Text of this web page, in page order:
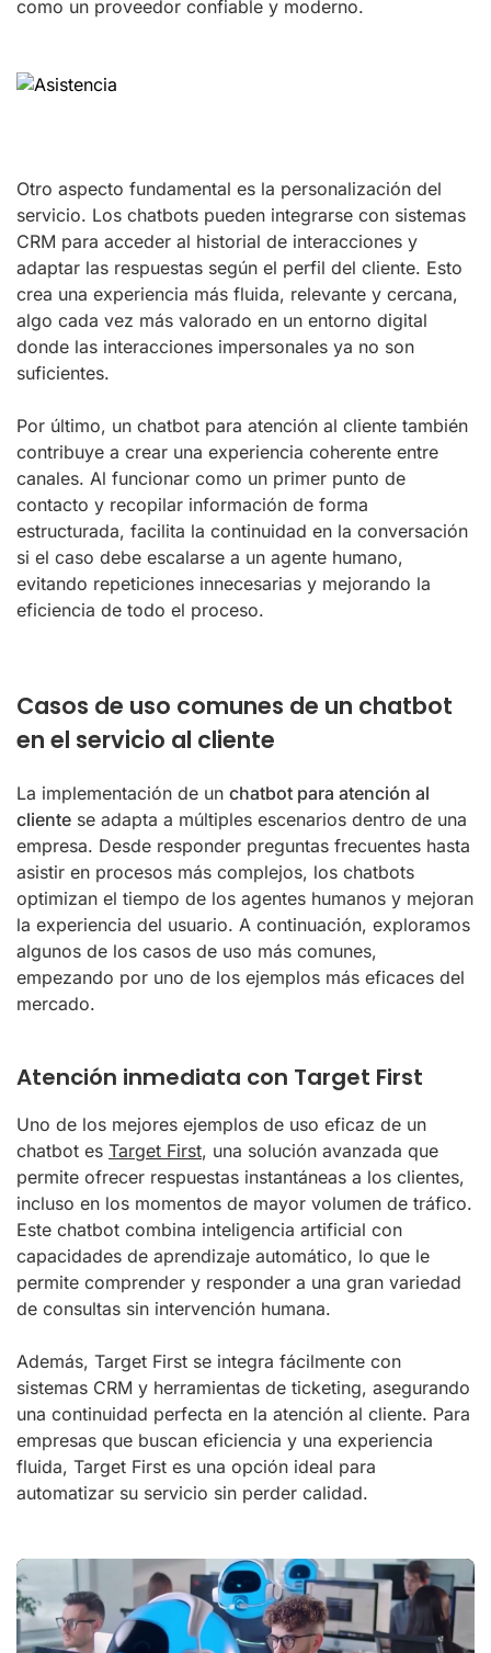
como un proveedor confiable y moderno.
Otro aspecto fundamental es la personalización del
servicio. Los chatbots pueden integrarse con sistemas
CRM para acceder al historial de interacciones y
adaptar las respuestas según el perfil del cliente. Esto
crea una experiencia más fluida, relevante y cercana,
algo cada vez más valorado en un entorno digital
donde las interacciones impersonales ya no son
suficientes.
Por último, un chatbot para atención al cliente también
contribuye a crear una experiencia coherente entre
canales. Al funcionar como un primer punto de
contacto y recopilar información de forma
estructurada, facilita la continuidad en la conversación
si el caso debe escalarse a un agente humano,
evitando repeticiones innecesarias y mejorando la
eficiencia de todo el proceso.
Casos de uso comunes de un chatbot
en el servicio al cliente
La implementación de un chatbot para atención al
cliente se adapta a múltiples escenarios dentro de una
empresa. Desde responder preguntas frecuentes hasta
asistir en procesos más complejos, los chatbots
optimizan el tiempo de los agentes humanos y mejoran
la experiencia del usuario. A continuación, exploramos
algunos de los casos de uso más comunes,
empezando por uno de los ejemplos más eficaces del
mercado.
Atención inmediata con Target First
Uno de los mejores ejemplos de uso eficaz de un
chatbot es Target First, una solución avanzada que
permite ofrecer respuestas instantáneas a los clientes,
incluso en los momentos de mayor volumen de tráfico.
Este chatbot combina inteligencia artificial con
capacidades de aprendizaje automático, lo que le
permite comprender y responder a una gran variedad
de consultas sin intervención humana.
Además, Target First se integra fácilmente con
sistemas CRM y herramientas de ticketing, asegurando
una continuidad perfecta en la atención al cliente. Para
empresas que buscan eficiencia y una experiencia
fluida, Target First es una opción ideal para
automatizar su servicio sin perder calidad.